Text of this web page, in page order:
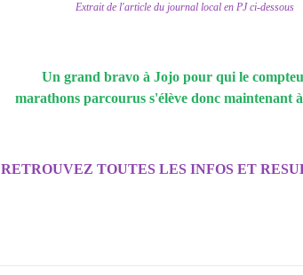
Extrait de l'article du journal local en PJ ci-dessous
Un grand bravo à Jojo pour qui le
marathons parcourus s'élève donc maintenant
RETROUVEZ TOUTES LES INFOS ET